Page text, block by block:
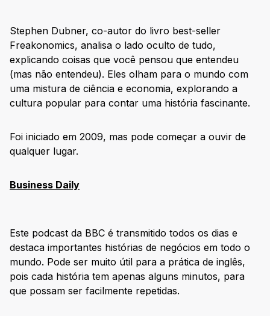
Stephen Dubner, co-autor do livro best-seller
Freakonomics, analisa o lado oculto de tudo,
explicando coisas que você pensou que entendeu
(mas não entendeu). Eles olham para o mundo com
uma mistura de ciência e economia, explorando a
cultura popular para contar uma história fascinante.
Foi iniciado em 2009, mas pode começar a ouvir de
qualquer lugar.
Business Daily
Este podcast da BBC é transmitido todos os dias e
destaca importantes histórias de negócios em todo o
mundo. Pode ser muito útil para a prática de inglês,
pois cada história tem apenas alguns minutos, para
que possam ser facilmente repetidas.